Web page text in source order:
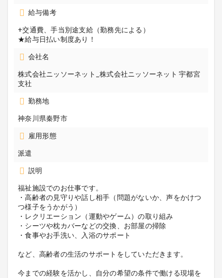
給与備考
+交通費、手当別途支給（勤務先による）
★給与日払い制度あり！
会社名
株式会社ニッソーネット_株式会社ニッソーネット 宇都宮
支社
勤務地
神奈川県秦野市
雇用形態
派遣
説明
福祉施設でのお仕事です。
・高齢者の見守りや話し相手（問題がないか、声をかけつ
つ様子をうかがう）
・レクリエーション（運動やゲーム）の取り組み
・シーツや枕カバーなどの交換、お部屋の掃除
・食事やお手洗い、入浴のサポート
など、高齢者の生活のサポートをしていただきます。
今までの経験を活かし、自分の希望の条件で働ける現場を